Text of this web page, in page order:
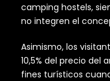
camping hostels,
no integren el
Asimismo, los
10,5% del precio del
fines turísticos